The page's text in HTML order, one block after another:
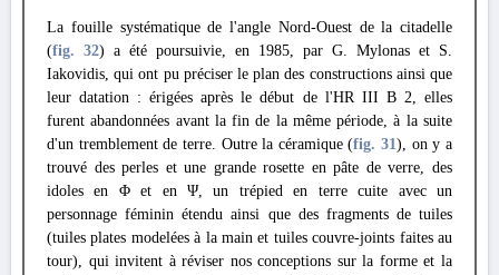
La fouille systématique de l'angle Nord-Ouest de la citadelle
(fig. 32) a été poursuivie, en 1985, par G. Mylonas et S.
Iakovidis, qui ont pu préciser le plan des constructions ainsi que
leur datation : érigées après le début de l'HR III B 2, elles
furent abandonnées avant la fin de la même période, à la suite
d'un tremblement de terre. Outre la céramique (fig. 31), on y a
trouvé des perles et une grande rosette en pâte de verre, des
idoles en Φ et en Ψ, un trépied en terre cuite avec un
personnage féminin étendu ainsi que des fragments de tuiles
(tuiles plates modelées à la main et tuiles couvre-joints faites au
tour), qui invitent à réviser nos conceptions sur la forme et la